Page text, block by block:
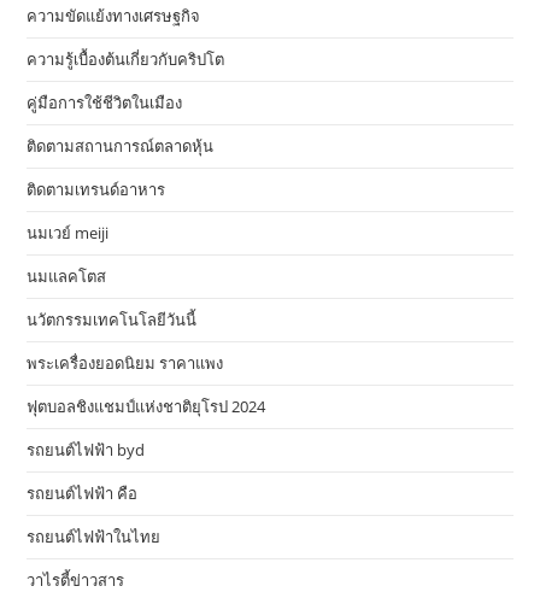
ความขัดแย้งทางเศรษฐกิจ
ความรู้เบื้องต้นเกี่ยวกับคริปโต
คู่มือการใช้ชีวิตในเมือง
ติดตามสถานการณ์ตลาดหุ้น
ติดตามเทรนด์อาหาร
นมเวย์ meiji
นมแลคโตส
นวัตกรรมเทคโนโลยีวันนี้
พระเครื่องยอดนิยม ราคาแพง
ฟุตบอลชิงแชมป์แห่งชาติยุโรป 2024
รถยนต์ไฟฟ้า byd
รถยนต์ไฟฟ้า คือ
รถยนต์ไฟฟ้าในไทย
วาไรตี้ข่าวสาร